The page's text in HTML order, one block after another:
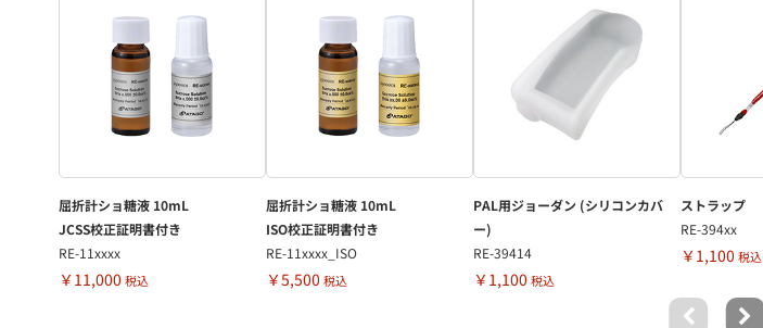
屈折計ショ糖液 10mL
JCSS校正証明書付き
RE-11xxxx
￥11,000 税込
屈折計ショ糖液 10mL
ISO校正証明書付き
RE-11xxxx_ISO
￥5,500 税込
PAL用ジョーダン (シリコンカバ
ー)
RE-39414
￥1,100 税込
ストラップ
RE-394xx
￥1,100 税込